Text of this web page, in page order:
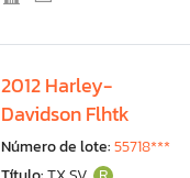
2012 Harley-
Davidson Flhtk
Número de lote:55718***